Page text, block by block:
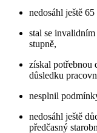
nedosáhl ještě 65
stal se
stupně,
získal potřebnou
důsledku
nesplnil
nedosáhl ještě
předčasný